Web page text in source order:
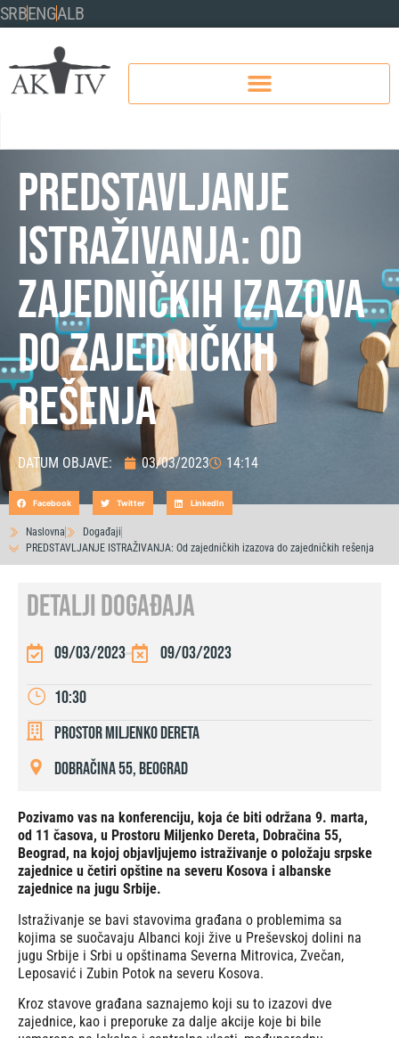
SRBENGALB
PREDSTAVLJANJE
ISTRAŽIVANJA: Od
zajedničkih izazova
do zajedničkih
rešenja
DATUM OBJAVE: 03/03/2023 14:14
Naslovna
Događaji
PREDSTAVLJANJE ISTRAŽIVANJA: Od zajedničkih izazova do zajedničkih rešenja
Facebook Twitter LinkedIn
DETALJI DOGAĐAJA
09/03/2023 09/03/2023
10:30
Prostor Miljenko Dereta
Dobračina 55, Beograd
Pozivamo vas na konferenciju, koja će biti održana 9. marta,
od 11 časova, u Prostoru Miljenko Dereta, Dobračina 55,
Beograd, na kojoj objavljujemo istraživanje o položaju srpske
zajednice u četiri opštine na severu Kosova i albanske
zajednice na jugu Srbije.
Istraživanje se bavi stavovima građana o problemima sa
kojima se suočavaju Albanci koji žive u Preševskoj dolini na
jugu Srbije i Srbi u opštinama Severna Mitrovica, Zvečan,
Leposavić i Zubin Potok na severu Kosova.
Kroz stavove građana saznajemo koji su to izazovi dve
zajednice, kao i preporuke za dalje akcije koje bi bile